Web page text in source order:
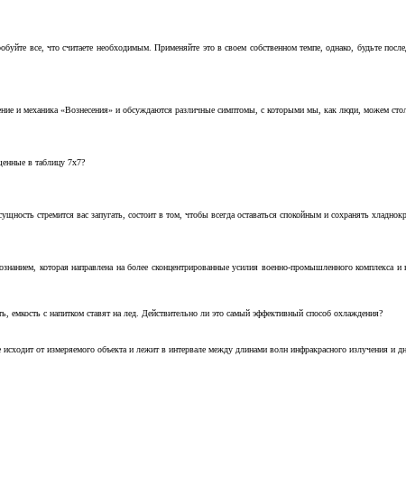
все, что считаете необходимым. Применяйте это в своем собственном темпе, однако, будьте
и механика «Вознесения» и обсуждаются различные симптомы, с которыми мы, как люди, можем
в таблицу 7х7?
стремится вас запугать, состоит в том, чтобы всегда оставаться спокойным и сохранять
которая направлена на более сконцентрированные усилия военно-промышленного
с напитком ставят на лед. Действительно ли это самый эффективный способ охлаждения?
от измеряемого объекта и лежит в интервале между длинами волн инфракрасного излучения и